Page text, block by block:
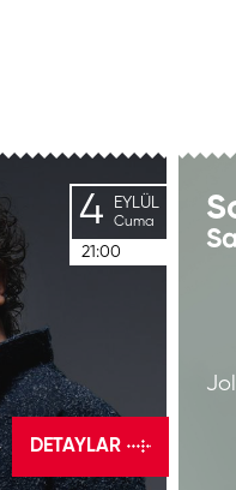
4 EYLÜL
Cuma
21:00
DETAYLAR